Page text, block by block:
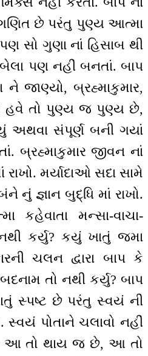
છે પરંતુ પુણ્ય આત્મા
સો ગુણા નાં હિસાબ થી
પણ નહીં બનતાં. બાપ
જાણ્યો, બ્રહ્માકુમાર,
હવે તો પુણ્ય જ પુણ્ય છે,
અથવા સંપૂર્ણ બની ગયાં
બ્રહ્માકુમાર જીવન નાં
મર્યાદાઓ સદા સામે
નું જ્ઞાન બુદ્ધિ માં રાખો.
મન્સા-વાચા-
કર્યુ? કયું ખાતું જમા
ચલન દ્વારા બાપ કે
તો નથી કર્યુ? બાપ
સ્પષ્ટ છે પરંતુ સ્વયં ની
પોતાને ચલાવો નહીં
- આ તો થાય જ છે, આ તો